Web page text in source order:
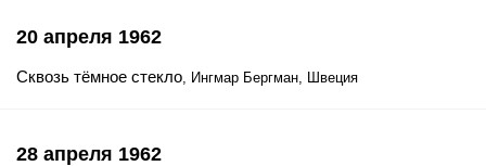
20 апреля 1962
Сквозь тёмное стекло, Ингмар Бергман, Швеция
28 апреля 1962